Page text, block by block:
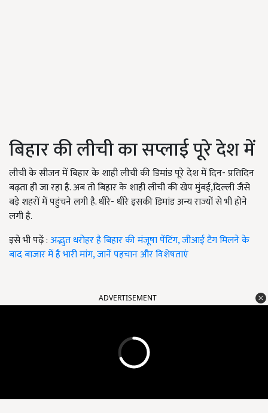
बिहार की लीची का सप्लाई पूरे देश में
लीची के सीजन में बिहार के शाही लीची की डिमांड पूरे देश में दिन- प्रतिदिन
बढ़ता ही जा रहा है. अब तो बिहार के शाही लीची की खेप मुंबई,दिल्ली जैसे
बड़े शहरों में पहुंचने लगी है. धीरे- धीरे इसकी डिमांड अन्य राज्यों से भी होने
लगी है.
इसे भी पढ़ें :अद्भुत धरोहर है बिहार की मंजूषा पेंटिंग, जीआई टैग मिलने के
बाद बाजार में है भारी मांग, जानें पहचान और विशेषताएं
ADVERTISEMENT